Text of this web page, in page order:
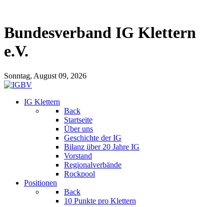
Bundesverband IG Klettern
e.V.
Sonntag, August 09, 2026
IG Klettern
Back
Startseite
Über uns
Geschichte der IG
Bilanz über 20 Jahre IG
Vorstand
Regionalverbände
Rockpool
Positionen
Back
10 Punkte pro Klettern